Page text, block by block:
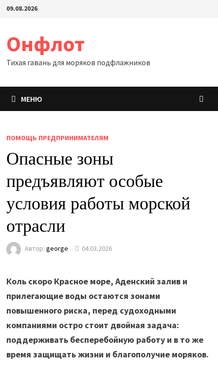
Перейти
09.08.2026
Онфлот
Тихая гавань для моряков подфлажников
МЕНЮ
ПОМОЩЬ ПРЕДПРИНИМАТЕЛЯМ
Опасные зоны
предъявляют особые
условия работы морской
отрасли
Автор: george 04.03.2026
Коль скоро Красное море, Аденский залив и
прилегающие воды остаются зонами
повышенного риска, перед судоходными
компаниями остро стоит двойная задача:
поддерживать бесперебойную работу и в то же
время защищать жизни и благополучие моряков.